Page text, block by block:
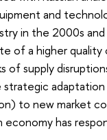
and
in the 2000s
of a higher quality
of supply
to new market
has